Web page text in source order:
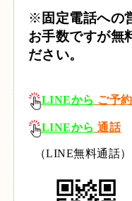
※ 固定電話への
お手数ですが無
ださい。
LINEから ご予
LINEから 通話
（LINE無料通話）